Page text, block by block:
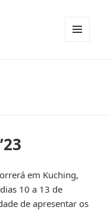
em Kuching,
10 a 13 de
de apresentar os